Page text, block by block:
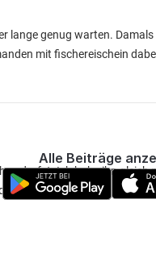
genug warten.
mit fischereischein
darfst. Ich habe ihn
lust drauf hast
Alle Beiträge